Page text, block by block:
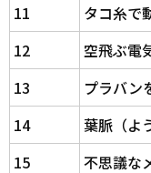
11
タコ糸で
12
空飛ぶ電
13
プラバン
14
葉脈（よ
15
不思議な